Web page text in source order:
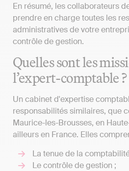
En résumé, les collaborateurs
prendre en charge toutes les
administratives de votre
contrôle de gestion.
Quelles sont les
l’expert-comptable ?
Un cabinet d'expertise
responsabilités similaires, que
Maurice-les-Brousses, en
ailleurs en France. Elles
La tenue de la
Le contrôle de gestion ;